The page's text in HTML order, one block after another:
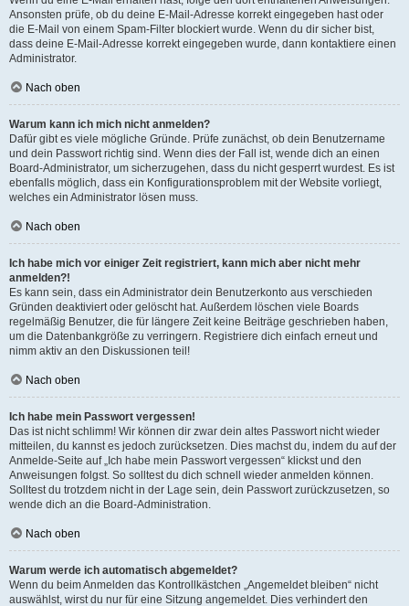
Ansonsten prüfe, ob du deine E-Mail-Adresse korrekt eingegeben hast oder
die E-Mail von einem Spam-Filter blockiert wurde. Wenn du dir sicher bist,
dass deine E-Mail-Adresse korrekt eingegeben wurde, dann kontaktiere einen
Administrator.
Nach oben
Warum kann ich mich nicht anmelden?
Dafür gibt es viele mögliche Gründe. Prüfe zunächst, ob dein Benutzername
und dein Passwort richtig sind. Wenn dies der Fall ist, wende dich an einen
Board-Administrator, um sicherzugehen, dass du nicht gesperrt wurdest. Es ist
ebenfalls möglich, dass ein Konfigurationsproblem mit der Website vorliegt,
welches ein Administrator lösen muss.
Nach oben
Ich habe mich vor einiger Zeit registriert, kann mich aber nicht mehr
anmelden?!
Es kann sein, dass ein Administrator dein Benutzerkonto aus verschieden
Gründen deaktiviert oder gelöscht hat. Außerdem löschen viele Boards
regelmäßig Benutzer, die für längere Zeit keine Beiträge geschrieben haben,
um die Datenbankgröße zu verringern. Registriere dich einfach erneut und
nimm aktiv an den Diskussionen teil!
Nach oben
Ich habe mein Passwort vergessen!
Das ist nicht schlimm! Wir können dir zwar dein altes Passwort nicht wieder
mitteilen, du kannst es jedoch zurücksetzen. Dies machst du, indem du auf der
Anmelde-Seite auf „Ich habe mein Passwort vergessen“ klickst und den
Anweisungen folgst. So solltest du dich schnell wieder anmelden können.
Solltest du trotzdem nicht in der Lage sein, dein Passwort zurückzusetzen, so
wende dich an die Board-Administration.
Nach oben
Warum werde ich automatisch abgemeldet?
Wenn du beim Anmelden das Kontrollkästchen „Angemeldet bleiben“ nicht
auswählst, wirst du nur für eine Sitzung angemeldet. Dies verhindert den